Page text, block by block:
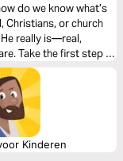
do we know what’s
Christians, or church
really is—real,
Take the first step in
message
Kinderen